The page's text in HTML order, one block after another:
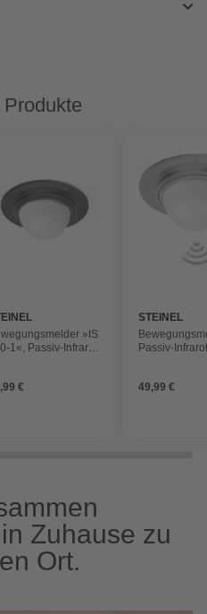
»IS
1«, Passiv-Infrarot-
€
STEINEL
Passiv-
49,99 €
Zuhause zu
Ort.